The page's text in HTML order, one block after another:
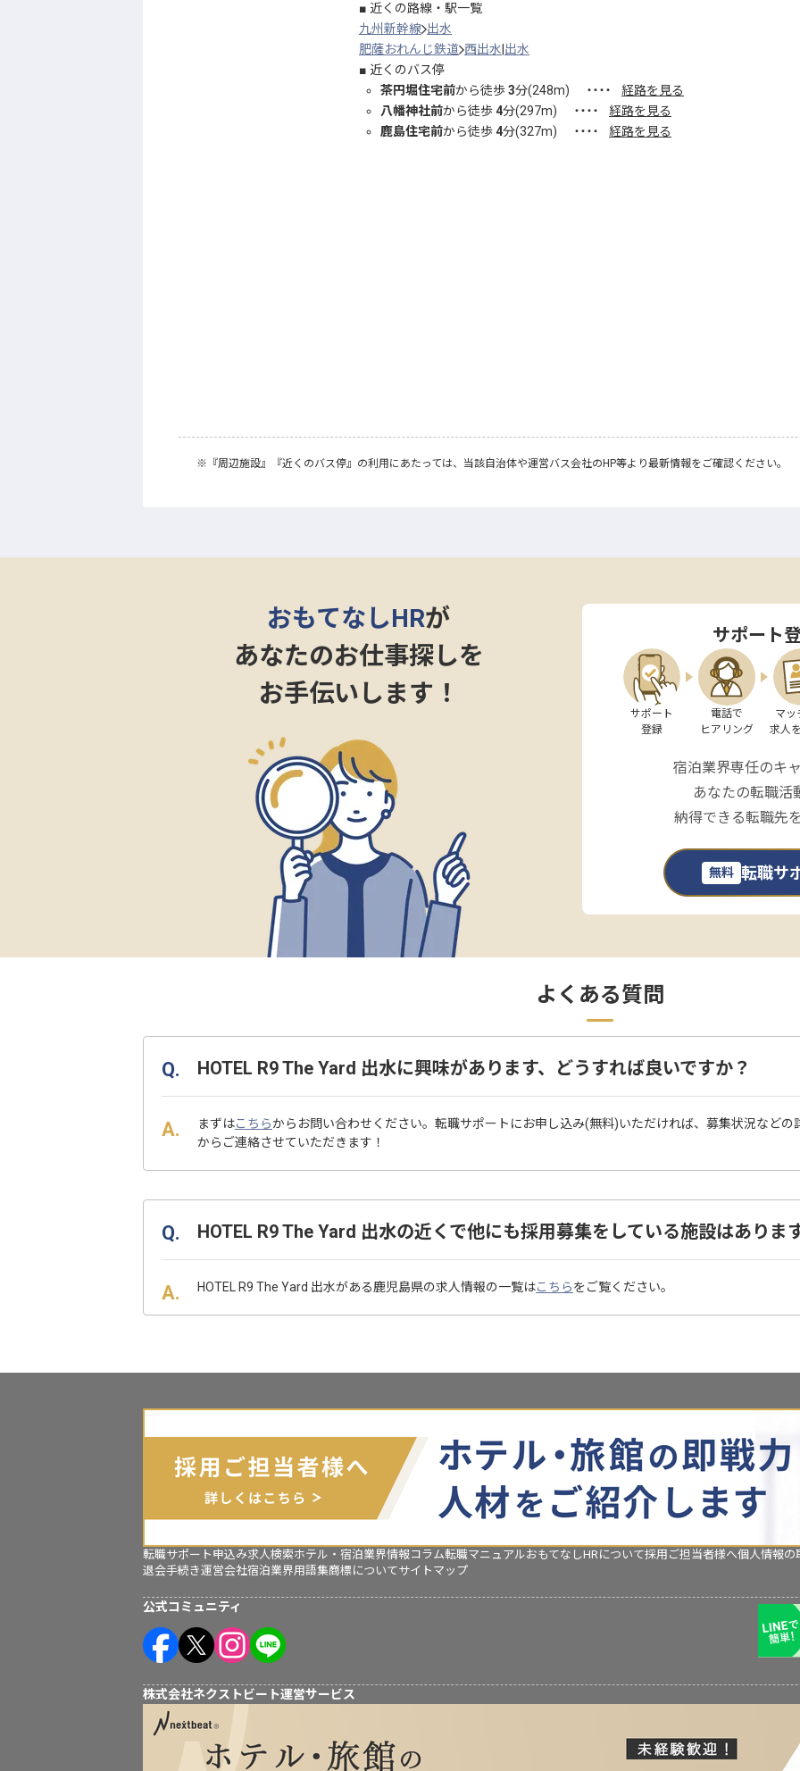
近くの路線・駅一覧
九州新幹線 出水
肥薩おれんじ鉄道 西出水 出水
近くのバス停
茶円堀住宅前から徒歩3分(248m) ・・・・
経路を見る
八幡神社前から徒歩4分(297m) ・・・・
経路を見る
鹿島住宅前から徒歩4分(327m) ・・・・ 経路を見る
※ 『周辺施設』 『近くのバス停』 の利用にあたっては、当該自治体や運営バス会社のHP等より最新情報をご確認ください。
おもてなしHRが
あなたのお仕事探しを
お手伝いします！
サポート
サポート
登録
電話で
ヒアリング
マッ
求人
宿泊業界専任のキ
あなたの転職活
納得できる転職先
無料 転職サ
よくある質問
HOTEL R9 The Yard 出水に興味があります、どうすれば良いですか？
まずはこちらからお問い合わせください。転職サポートにお申し込み(無料)いただければ、募集状況などの
からご連絡させていただきます！
HOTEL R9 The Yard 出水の近くで他にも採用募集をしている施設はありま
HOTEL R9 The Yard 出水がある鹿児島県の求人情報の一覧はこちらをご覧ください。
転職サポート申込み求人検索ホテル・宿泊業界情報コラム転職マニュアルおもてなしHRについて採用ご担当者様へ個人情報の
退会手続き運営会社宿泊業界用語集商標についてサイトマップ
公式コミュニティ
株式会社ネクストビート運営サービス